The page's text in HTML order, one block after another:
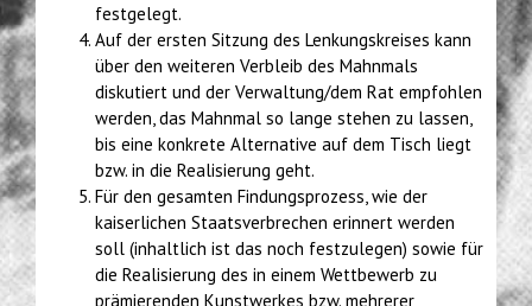
festgelegt.
Auf der ersten Sitzung des Lenkungskreises kann
über den weiteren Verbleib des Mahnmals
diskutiert und der Verwaltung/dem Rat empfohlen
werden, das Mahnmal so lange stehen zu lassen,
bis eine konkrete Alternative auf dem Tisch liegt
bzw. in die Realisierung geht.
Für den gesamten Findungsprozess, wie der
kaiserlichen Staatsverbrechen erinnert werden
soll (inhaltlich ist das noch festzulegen) sowie für
die Realisierung des in einem Wettbewerb zu
prämierenden Kunstwerkes bzw. mehrerer